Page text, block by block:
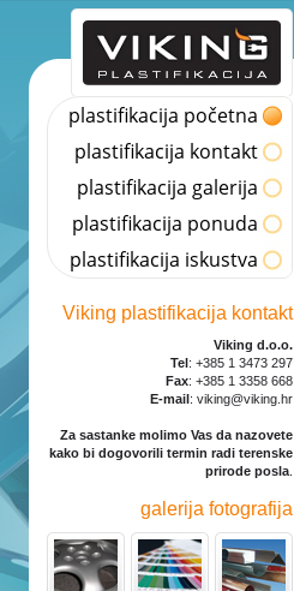
plastifikacija početna
plastifikacija kontakt
plastifikacija galerija
plastifikacija ponuda
plastifikacija iskustva
Viking plastifikacija kontakt
Viking d.o.o.
Tel: +385 1 3473 297
Fax: +385 1 3358 668
E-mail: viking@viking.hr
Za sastanke molimo Vas da nazovete
kako bi dogovorili termin radi terenske
prirode posla.
galerija fotografija